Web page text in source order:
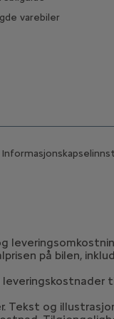
varebiler
på bilen,
Tekst og